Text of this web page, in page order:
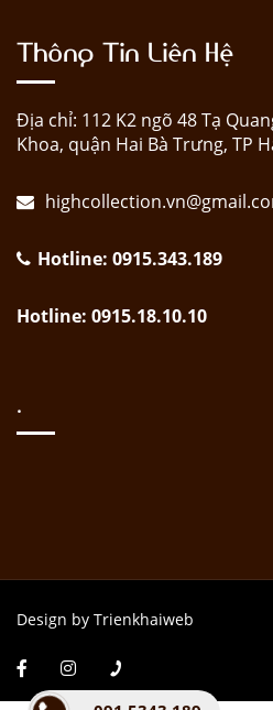
Thông Tin Liên Hệ
Địa chỉ: 112 K2 ngõ 48 Tạ
Khoa, quận Hai Bà Trưng, TP
Hotline: 0915.343.189
Hotline: 0915.18.10.10
.
Design by Trienkhaiweb